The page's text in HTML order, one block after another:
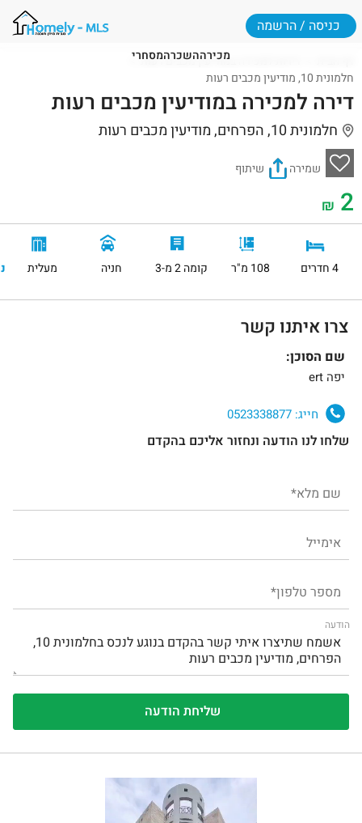
מכירההשכרהמסחרי
כניסה / הרשמה
דירות למכירה במודיעין מכבים רעות
חלמונית 10, מודיעין מכבים רעות
דירה למכירה במודיעין מכבים רעות
חלמונית 10, הפרחים, מודיעין מכבים רעות
שמירה שיתוף
2
₪
4 חדרים 108 מ"ר קומה 2 מ-3 חניה מעלית
צרו איתנו קשר
שם הסוכן:
יפה ert
חייג:
שלחו לנו הודעה ונחזור אליכם בהקדם
הודעה